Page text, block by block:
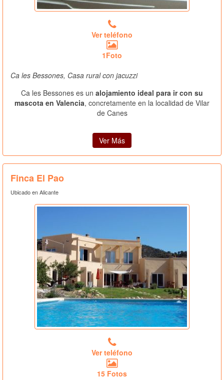
Ver teléfono
1Foto
Ca les Bessones, Casa rural con jacuzzi
Ca les Bessones es un alojamiento ideal para ir con su
mascota en Valencia, concretamente en la localidad de Vilar
de Canes
Ver Más
Finca El Pao
Ubicado en Alicante
Ver teléfono
15 Fotos